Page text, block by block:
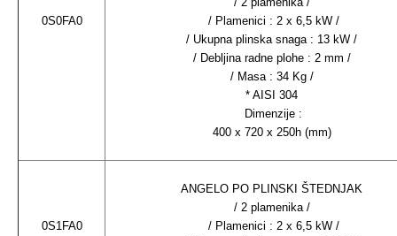
0S0FA0
/ Plamenici : 2 x 6,5 kW /
/ Ukupna plinska snaga : 13 kW /
/ Debljina radne plohe : 2 mm /
/ Masa : 34 Kg /
* AISI 304
Dimenzije :
400 x 720 x 250h (mm)
0S1FA0
ANGELO PO PLINSKI ŠTEDNJAK
/ 2 plamenika /
/ Plamenici : 2 x 6,5 kW /